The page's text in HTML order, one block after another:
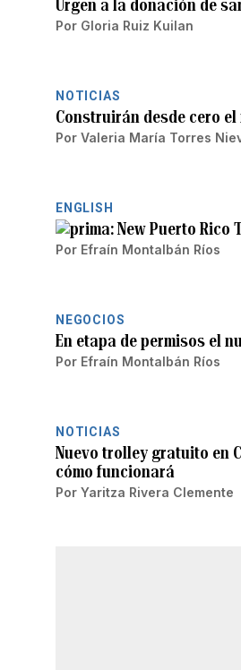
Urgen a la donación de
Por Gloria Ruiz Kuilan
NOTICIAS
Construirán desde cero
Por Valeria María Torres
ENGLISH
New Puerto Rico
Por Efraín Montalbán Ríos
NEGOCIOS
En etapa de permisos el
Por Efraín Montalbán Ríos
NOTICIAS
Nuevo trolley gratuito en
cómo funcionará
Por Yaritza Rivera Clemente